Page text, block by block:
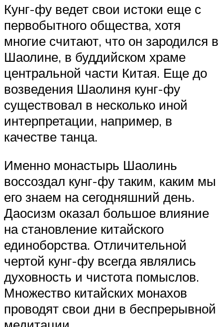
Кунг-фу ведет свои истоки еще с
первобытного общества, хотя
многие считают, что он зародился в
Шаолине, в буддийском храме
центральной части Китая. Еще до
возведения Шаолиня кунг-фу
существовал в несколько иной
интерпретации, например, в
качестве танца.
Именно монастырь Шаолинь
воссоздал кунг-фу таким, каким мы
его знаем на сегодняшний день.
Даосизм оказал большое влияние
на становление китайского
единоборства. Отличительной
чертой кунг-фу всегда являлись
духовность и чистота помыслов.
Множество китайских монахов
проводят свои дни в беспрерывной